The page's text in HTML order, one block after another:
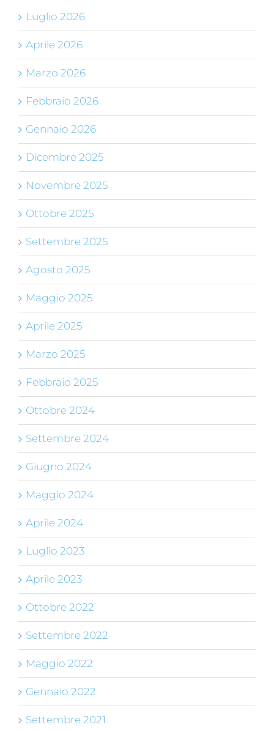
Luglio 2026
Aprile 2026
Marzo 2026
Febbraio 2026
Gennaio 2026
Dicembre 2025
Novembre 2025
Ottobre 2025
Settembre 2025
Agosto 2025
Maggio 2025
Aprile 2025
Marzo 2025
Febbraio 2025
Ottobre 2024
Settembre 2024
Giugno 2024
Maggio 2024
Aprile 2024
Luglio 2023
Aprile 2023
Ottobre 2022
Settembre 2022
Maggio 2022
Gennaio 2022
Settembre 2021